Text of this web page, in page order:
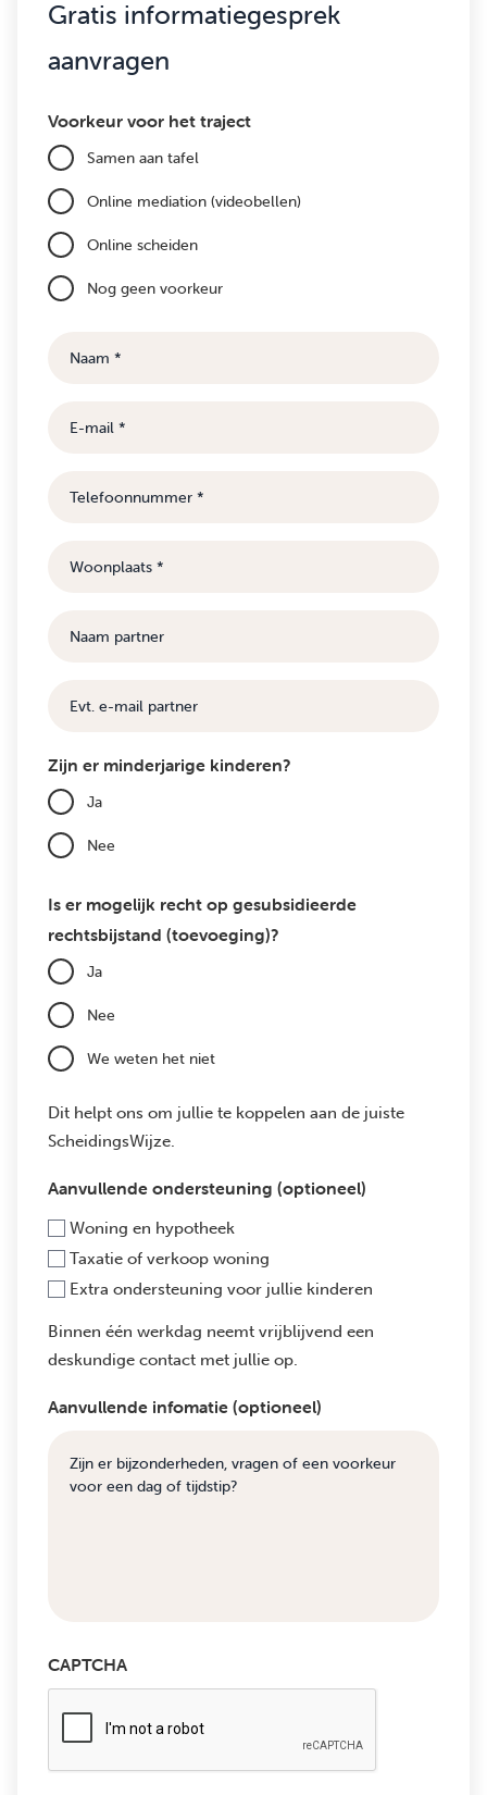
Gratis informatiegesprek
aanvragen
Voorkeur voor het traject
Samen aan tafel
Online mediation (videobellen)
Online scheiden
Nog geen voorkeur
Zijn er minderjarige kinderen?
Ja
Nee
Is er mogelijk recht op gesubsidieerde
rechtsbijstand (toevoeging)?
Ja
Nee
We weten het niet
Dit helpt ons om jullie te koppelen aan de juiste
ScheidingsWijze.
Aanvullende ondersteuning (optioneel)
Woning en hypotheek
Taxatie of verkoop woning
Extra ondersteuning voor jullie kinderen
Binnen één werkdag neemt vrijblijvend een
deskundige contact met jullie op.
Aanvullende infomatie (optioneel)
CAPTCHA